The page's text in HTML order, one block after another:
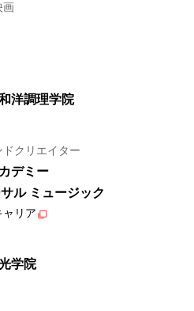
画
洋調理学院
クリエイター
デミー
ル ミュージック
リア
学院